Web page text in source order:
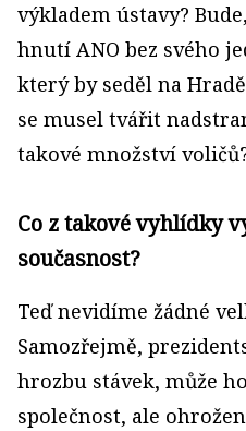
výkladem ústavy?
hnutí ANO bez svého
který by seděl na
se musel tvářit
takové množství
Co z takové vyhlídky
současnost?
Teď nevidíme žádné
Samozřejmě,
hrozbu stávek, může
společnost, ale